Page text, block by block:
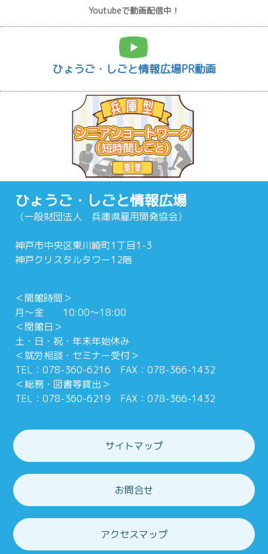
Youtubeで動画配信中！
ひょうご・しごと情報広場PR動画
ひょうご・しごと情報広場
（一般財団法人 兵庫県雇用開発協会）
神戸市中央区東川崎町1丁目1-3
神戸クリスタルタワー12階
＜開館時間＞
月～金 10:00～18:00
＜閉館日＞
土・日・祝・年末年始休み
＜就労相談・セミナー受付＞
TEL：078-360-6216 FAX：078-366-1432
＜総務・図書等貸出＞
TEL：078-360-6219 FAX：078-366-1432
サイトマップ
お問合せ
アクセスマップ